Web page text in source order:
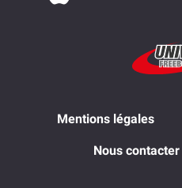
Mentions légales
Nous contacter